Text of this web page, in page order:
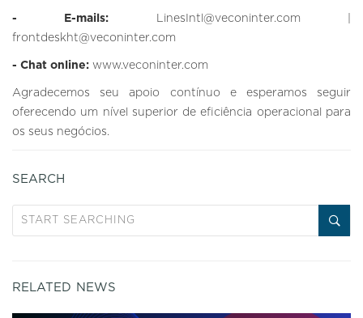
- E-mails: LinesIntl@veconinter.com |
frontdeskht@veconinter.com
- Chat online: www.veconinter.com
Agradecemos seu apoio contínuo e esperamos seguir
oferecendo um nível superior de eficiência operacional para
os seus negócios.
SEARCH
RELATED NEWS